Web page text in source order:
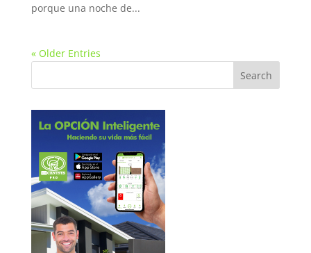
porque una noche de...
« Older Entries